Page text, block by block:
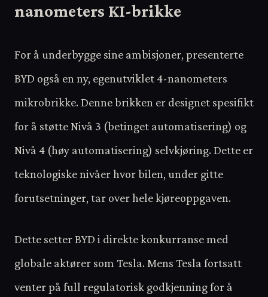
nanometers KI-brikke
For å underbygge sine ambisjoner, presenterte
BYD også en ny, egenutviklet 4-nanometers
mikrobrikke. Denne brikken er designet spesifikt
for å støtte Nivå 3 (betinget automatisering) og
Nivå 4 (høy automatisering) selvkjøring. Dette er
teknologiske nivåer hvor bilen, under gitte
forutsetninger, tar over hele kjøreoppgaven.
Dette setter BYD i direkte konkurranse med
globale aktører som Tesla. Mens Tesla fortsatt
venter på full regulatorisk godkjenning for å